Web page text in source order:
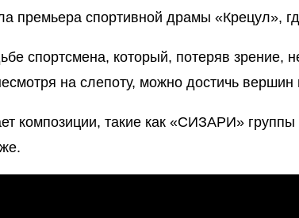
премьера спортивной драмы «Крецул»,
спортсмена, который, потеряв
на слепоту, можно достичь вершин
композиции, такие как «СИЗАРИ»